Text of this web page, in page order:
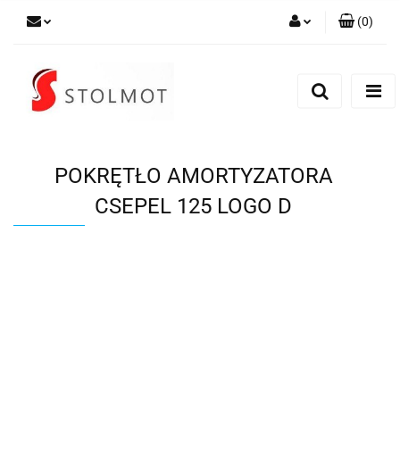
(0)
POKRĘTŁO AMORTYZATORA
CSEPEL 125 LOGO D